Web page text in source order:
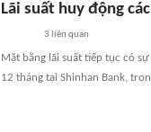
Lãi suất huy động
3 liên quan
Mặt bằng lãi suất tiếp tục có
12 tháng tại Shinhan Bank,